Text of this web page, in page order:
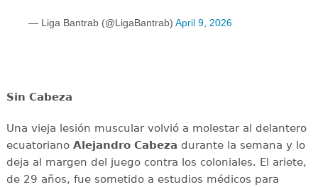
— Liga Bantrab (@LigaBantrab) April 9, 2026
Sin Cabeza
Una vieja lesión muscular volvió a molestar al delantero
ecuatoriano Alejandro Cabeza durante la semana y lo
deja al margen del juego contra los coloniales. El ariete,
de 29 años, fue sometido a estudios médicos para